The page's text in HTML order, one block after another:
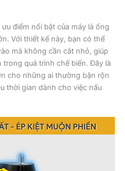
điểm nổi bật của máy là ống
Với thiết kế này, bạn có thể
mà không cần cắt nhỏ, giúp
trong quá trình chế biến. Đây là
cho những ai thường bận rộn
thời gian dành cho việc nấu